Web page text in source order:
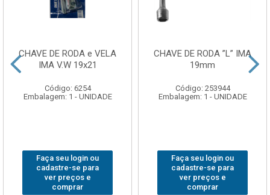
CHAVE DE RODA e VELA
IMA V.W 19x21
Código: 6254
Embalagem: 1 - UNIDADE
Faça seu login ou
cadastre-se para
ver preços e
comprar
CHAVE DE RODA ”L” IMA
19mm
Código: 253944
Embalagem: 1 - UNIDADE
Faça seu login ou
cadastre-se para
ver preços e
comprar